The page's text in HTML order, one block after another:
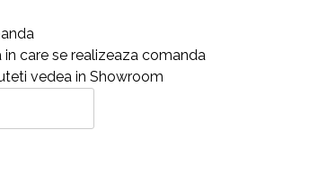
care se realizeaza comanda
vedea in Showroom